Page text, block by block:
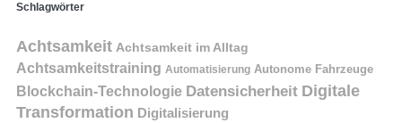
Schlagwörter
Achtsamkeit Achtsamkeit im Alltag
Achtsamkeitstraining Automatisierung Autonome Fahrzeuge
Blockchain-Technologie Datensicherheit Digitale
Transformation Digitalisierung